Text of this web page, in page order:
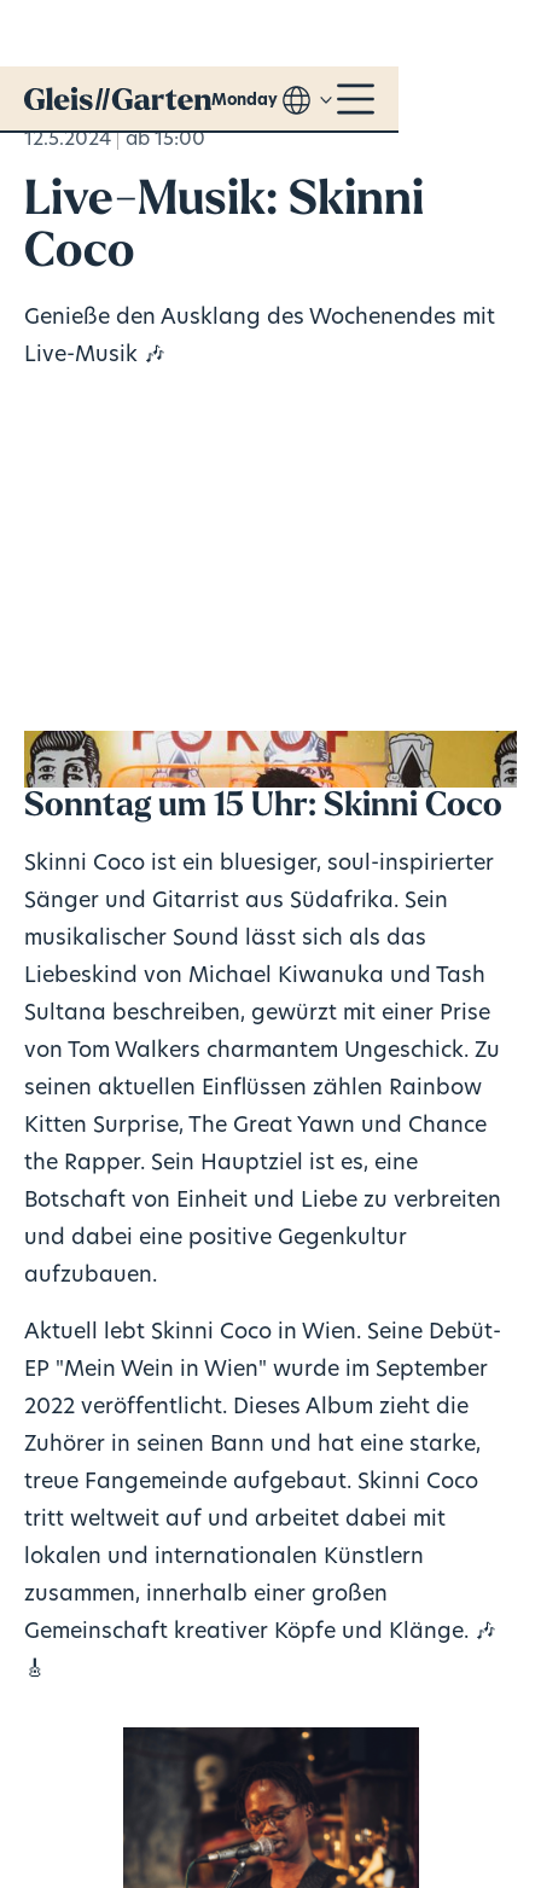
Monday
12.5.2024 ab 15:00
Live-Musik: Skinni
Coco
Genieße den Ausklang des Wochenendes mit
Live-Musik 🎶
Sonntag um 15 Uhr: Skinni Coco
Skinni Coco ist ein bluesiger, soul-inspirierter
Sänger und Gitarrist aus Südafrika. Sein
musikalischer Sound lässt sich als das
Liebeskind von Michael Kiwanuka und Tash
Sultana beschreiben, gewürzt mit einer Prise
von Tom Walkers charmantem Ungeschick. Zu
seinen aktuellen Einflüssen zählen Rainbow
Kitten Surprise, The Great Yawn und Chance
the Rapper. Sein Hauptziel ist es, eine
Botschaft von Einheit und Liebe zu verbreiten
und dabei eine positive Gegenkultur
aufzubauen.
Aktuell lebt Skinni Coco in Wien. Seine Debüt-
EP "Mein Wein in Wien" wurde im September
2022 veröffentlicht. Dieses Album zieht die
Zuhörer in seinen Bann und hat eine starke,
treue Fangemeinde aufgebaut. Skinni Coco
tritt weltweit auf und arbeitet dabei mit
lokalen und internationalen Künstlern
zusammen, innerhalb einer großen
Gemeinschaft kreativer Köpfe und Klänge. 🎶
🎸